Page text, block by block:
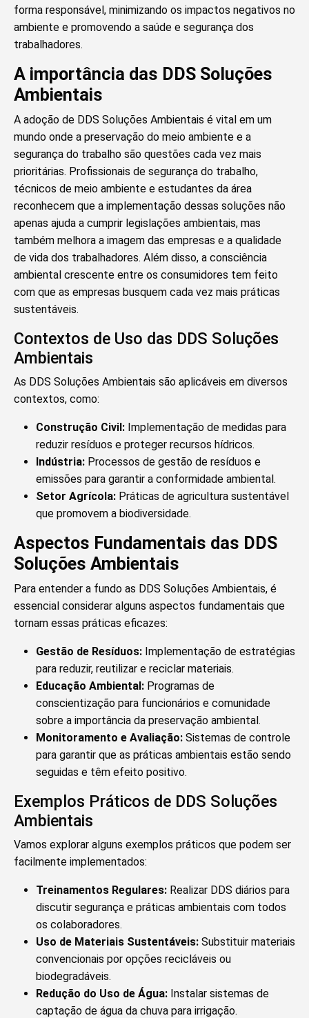
forma responsável, minimizando os impactos negativos no
ambiente e promovendo a saúde e segurança dos
trabalhadores.
A importância das DDS Soluções
Ambientais
A adoção de DDS Soluções Ambientais é vital em um
mundo onde a preservação do meio ambiente e a
segurança do trabalho são questões cada vez mais
prioritárias. Profissionais de segurança do trabalho,
técnicos de meio ambiente e estudantes da área
reconhecem que a implementação dessas soluções não
apenas ajuda a cumprir legislações ambientais, mas
também melhora a imagem das empresas e a qualidade
de vida dos trabalhadores. Além disso, a consciência
ambiental crescente entre os consumidores tem feito
com que as empresas busquem cada vez mais práticas
sustentáveis.
Contextos de Uso das DDS Soluções
Ambientais
As DDS Soluções Ambientais são aplicáveis em diversos
contextos, como:
Construção Civil: Implementação de medidas para
reduzir resíduos e proteger recursos hídricos.
Indústria: Processos de gestão de resíduos e
emissões para garantir a conformidade ambiental.
Setor Agrícola: Práticas de agricultura sustentável
que promovem a biodiversidade.
Aspectos Fundamentais das DDS
Soluções Ambientais
Para entender a fundo as DDS Soluções Ambientais, é
essencial considerar alguns aspectos fundamentais que
tornam essas práticas eficazes:
Gestão de Resíduos: Implementação de estratégias
para reduzir, reutilizar e reciclar materiais.
Educação Ambiental: Programas de
conscientização para funcionários e comunidade
sobre a importância da preservação ambiental.
Monitoramento e Avaliação: Sistemas de controle
para garantir que as práticas ambientais estão sendo
seguidas e têm efeito positivo.
Exemplos Práticos de DDS Soluções
Ambientais
Vamos explorar alguns exemplos práticos que podem ser
facilmente implementados:
Treinamentos Regulares: Realizar DDS diários para
discutir segurança e práticas ambientais com todos
os colaboradores.
Uso de Materiais Sustentáveis: Substituir materiais
convencionais por opções recicláveis ou
biodegradáveis.
Redução do Uso de Água: Instalar sistemas de
captação de água da chuva para irrigação.